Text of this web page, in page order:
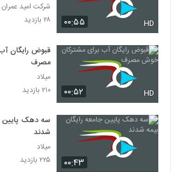
۰۰:۵۵ HD
شرکت امید
۲۸ بازدید
۰۰:۵۲ HD
قبوض رایگان
مصرف
میلاد
۲۱۰ بازدید
۰۰:۴۳
سه دهک پایین
شدند
میلاد
۲۲۵ بازدید